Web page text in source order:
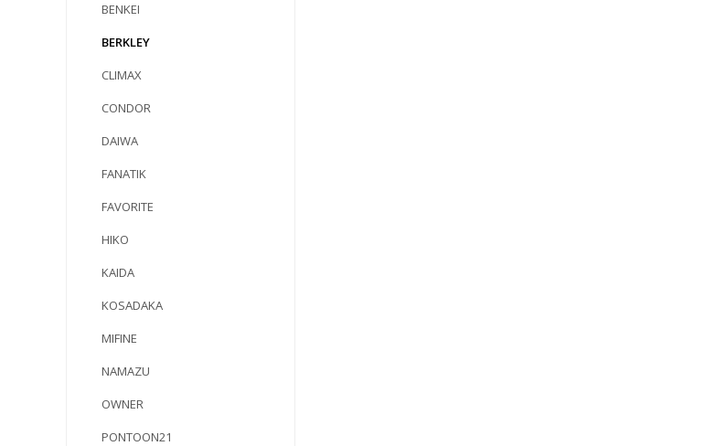
BENKEI
BERKLEY
CLIMAX
CONDOR
DAIWA
FANATIK
FAVORITE
HIKO
KAIDA
KOSADAKA
MIFINE
NAMAZU
OWNER
PONTOON21